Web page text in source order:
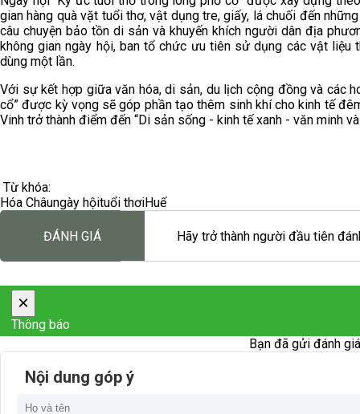
gian hàng quà vặt tuổi thơ, vật dụng tre, giấy, lá chuối đến
câu chuyện bảo tồn di sản và khuyến khích người dân địa
không gian ngày hội, ban tổ chức ưu tiên sử dụng các vật
dùng một lần.
Với sự kết hợp giữa văn hóa, di sản, du lịch cộng đồng và các
cổ” được kỳ vọng sẽ góp phần tạo thêm sinh khí cho kinh tế
Vinh trở thành điểm đến “Di sản sống - kinh tế xanh - văn minh
Từ khóa:
Hóa Châungày hộituổi thơiHuế
ĐÁNH GIÁ Hãy trở thành người đầu tiên
×
Thông báo
Bạn đã gửi đánh
Nội dung góp ý